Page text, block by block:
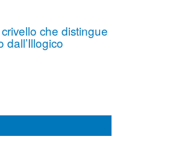
crivello che distingue
dall’Illogico